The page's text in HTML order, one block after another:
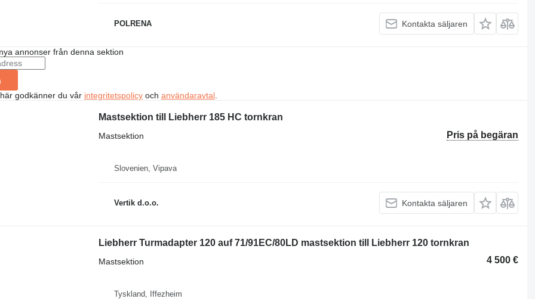
POLRENA Kontakta säljaren
annonser från denna sektion
godkänner du vår integritetspolicyoch användaravtal.
Mastsektion till Liebherr 185 HC tornkran
Pris på begäran
Mastsektion
Slovenien, Vipava
Vertik d.o.o. Kontakta säljaren
Liebherr Turmadapter 120 auf 71/91EC/80LD mastsektion till Liebherr 120 tornkran
4 500 €
Mastsektion
Tyskland, Iffezheim